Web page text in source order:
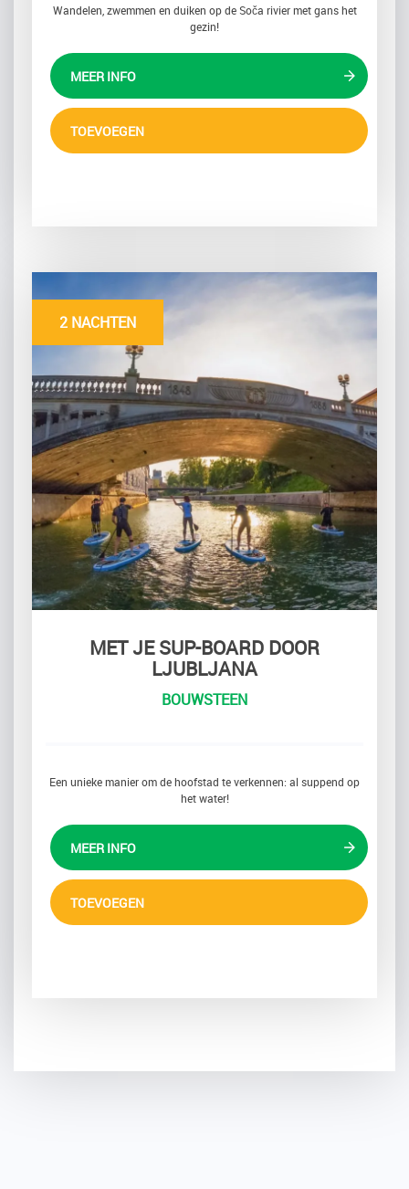
Wandelen, zwemmen en duiken op de Soča rivier met gans het
gezin!
MEER INFO
TOEVOEGEN
2 NACHTEN
MET JE SUP-BOARD DOOR
LJUBLJANA
BOUWSTEEN
Een unieke manier om de hoofstad te verkennen: al suppend op
het water!
MEER INFO
TOEVOEGEN